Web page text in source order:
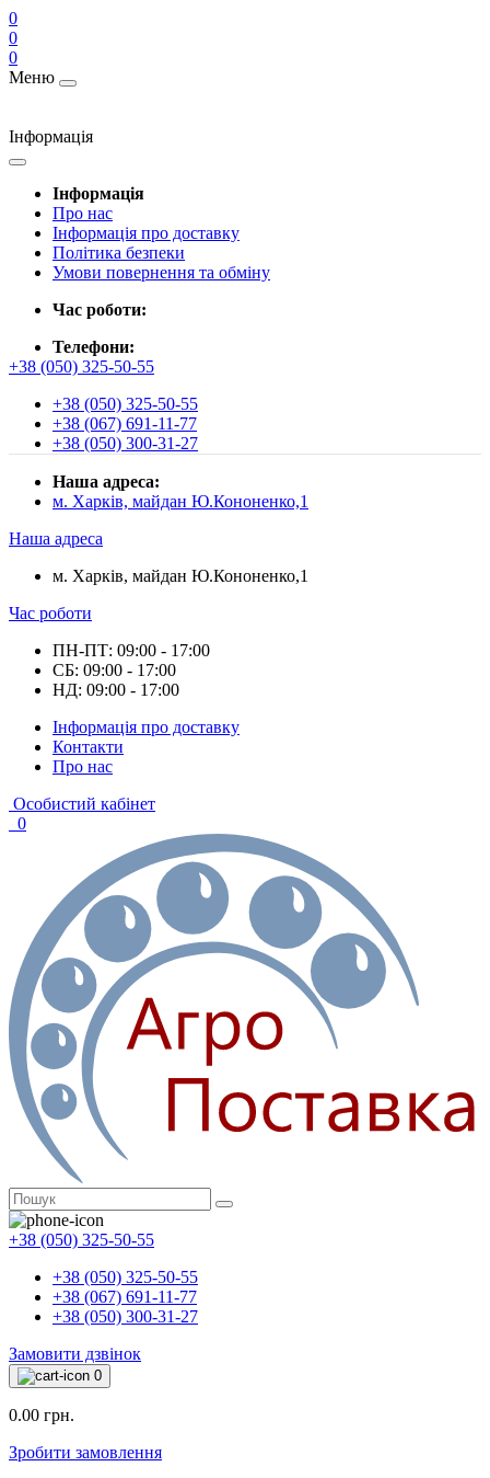
0
0
0
Меню
Інформація
Інформація
Про нас
Інформація про доставку
Політика безпеки
Умови повернення та обміну
Час роботи:
Телефони:
+38 (050) 325-50-55
+38 (050) 325-50-55
+38 (067) 691-11-77
+38 (050) 300-31-27
Наша адреса:
м. Харків, майдан Ю.Кононенко,1
Наша адреса
м. Харків, майдан Ю.Кононенко,1
Час роботи
ПН-ПТ: 09:00 - 17:00
СБ: 09:00 - 17:00
НД: 09:00 - 17:00
Інформація про доставку
Контакти
Про нас
Особистий кабінет
0
+38 (050) 325-50-55
+38 (050) 325-50-55
+38 (067) 691-11-77
+38 (050) 300-31-27
Замовити дзвінок
0
0.00 грн.
Зробити замовлення